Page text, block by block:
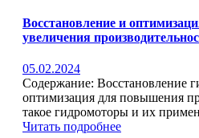
Восстановление и
увеличения
05.02.2024
Содержание: Восстановление
оптимизация для повышения
такое гидромоторы и их
Читать подробнее